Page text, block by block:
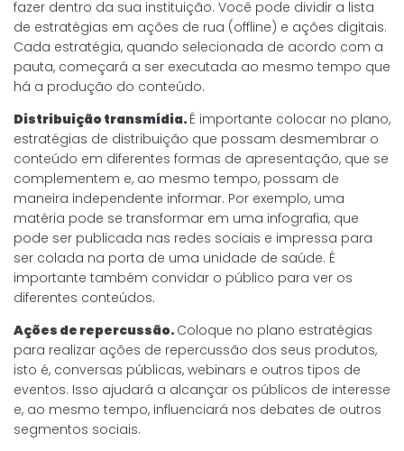
fazer dentro da sua instituição. Você pode dividir a lista
de estratégias em ações de rua (offline) e ações digitais.
Cada estratégia, quando selecionada de acordo com a
pauta, começará a ser executada ao mesmo tempo que
há a produção do conteúdo.
Distribuição transmídia. É importante colocar no plano,
estratégias de distribuição que possam desmembrar o
conteúdo em diferentes formas de apresentação, que se
complementem e, ao mesmo tempo, possam de
maneira independente informar. Por exemplo, uma
matéria pode se transformar em uma infografia, que
pode ser publicada nas redes sociais e impressa para
ser colada na porta de uma unidade de saúde. É
importante também convidar o público para ver os
diferentes conteúdos.
Ações de repercussão. Coloque no plano estratégias
para realizar ações de repercussão dos seus produtos,
isto é, conversas públicas, webinars e outros tipos de
eventos. Isso ajudará a alcançar os públicos de interesse
e, ao mesmo tempo, influenciará nos debates de outros
segmentos sociais.